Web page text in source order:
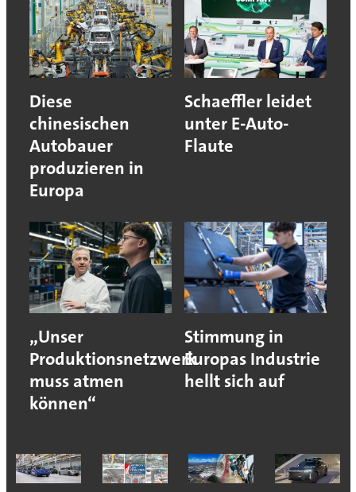
Diese
chinesischen
Autobauer
produzieren in
Europa
Schaeffler leidet
unter E-Auto-
Flaute
„Unser
Produktionsnetzwerk
muss atmen
können“
Stimmung in
Europas Industrie
hellt sich auf